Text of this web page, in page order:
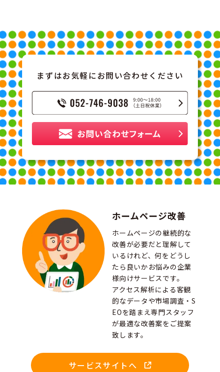
まずはお気軽にお問い合わせください
ホームページ改善
ホームページの継続的な
改善が必要だと理解して
いるけれど、何をどうし
たら良いかお悩みの企業
様向けサービスです。
アクセス解析による客観
的なデータや市場調査・S
EOを踏まえ専門スタッフ
が最適な改善案をご提案
致します。
サービスサイトへ